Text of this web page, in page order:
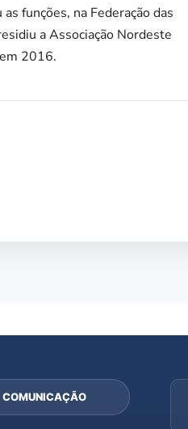
funções, na Federação das
a Associação Nordeste
2016.
COMUNICAÇÃO